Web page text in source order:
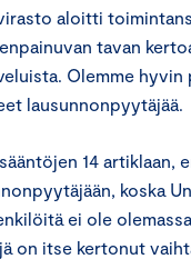
aloitti
tavan
Olemme hyvin
lausunnonpyytäjää.
14 artiklaan,
koska
ei ole
on itse kertonut